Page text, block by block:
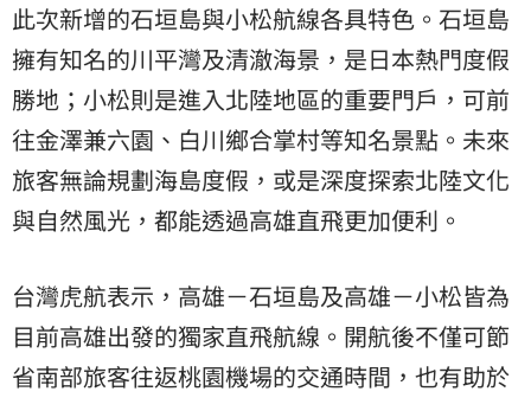
此次新增的石垣島與小松航線各具特色。石垣島
擁有知名的川平灣及清澈海景，是日本熱門度假
勝地；小松則是進入北陸地區的重要門戶，可前
往金澤兼六園、白川鄉合掌村等知名景點。未來
旅客無論規劃海島度假，或是深度探索北陸文化
與自然風光，都能透過高雄直飛更加便利。
台灣虎航表示，高雄－石垣島及高雄－小松皆為
目前高雄出發的獨家直飛航線。開航後不僅可節
省南部旅客往返桃園機場的交通時間，也有助於